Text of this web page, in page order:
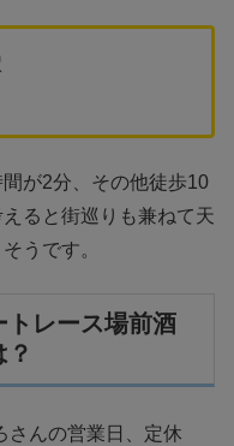
が2分、その他徒歩10
ると街巡りも兼ねて天
うです。
レース場前酒
さんの営業日、定休